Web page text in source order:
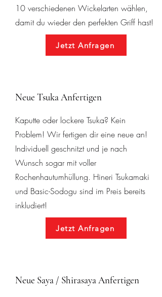
10 verschiedenen Wickelarten wählen,
damit du wieder den perfekten Griff hast!
Jetzt Anfragen
Neue Tsuka Anfertigen
Kaputte oder lockere Tsuka? Kein
Problem! Wir fertigen dir eine neue an!
Individuell geschnitzt und je nach
Wunsch sogar mit voller
Rochenhautumhüllung. Hineri Tsukamaki
und Basic-Sodogu sind im Preis bereits
inkludiert!
Jetzt Anfragen
Neue Saya / Shirasaya Anfertigen